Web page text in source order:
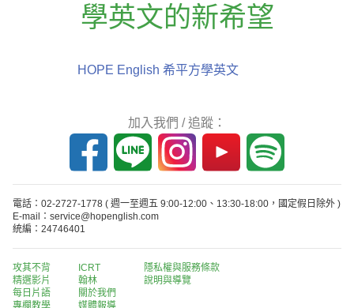
學英文的新希望
HOPE English 希平方學英文
加入我們 / 追蹤：
電話：02-2727-1778 ( 週一至週五 9:00-12:00、13:30-18:00，國定假日除外 )
E-mail：service@hopenglish.com
統編：24746401
攻其不背
精選影片
每日片語
專欄教學
ICRT
翰林
關於我們
媒體報導
隱私權與服務條款
說明與導覽